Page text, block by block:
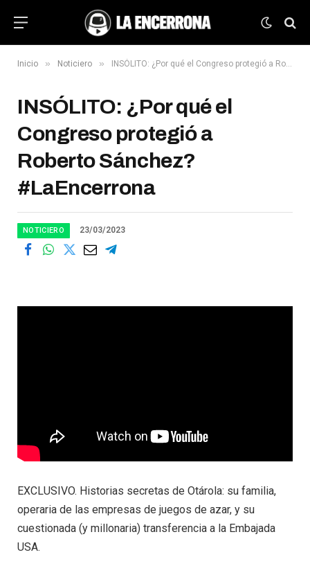
Inicio » Noticiero » INSÓLITO: ¿Por qué el Congreso protegió a Roberto Sánchez? #LaEncerrona
INSÓLITO: ¿Por qué el
Congreso protegió a
Roberto Sánchez?
#LaEncerrona
NOTICIERO 23/03/2023
EXCLUSIVO. Historias secretas de Otárola: su familia,
operaria de las empresas de juegos de azar, y su
cuestionada (y millonaria) transferencia a la Embajada
USA.